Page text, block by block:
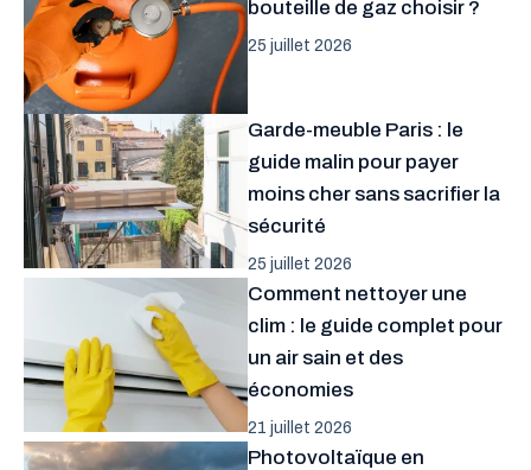
bouteille de gaz choisir ?
25 juillet 2026
Garde-meuble Paris : le
guide malin pour payer
moins cher sans sacrifier la
sécurité
25 juillet 2026
Comment nettoyer une
clim : le guide complet pour
un air sain et des
économies
21 juillet 2026
Photovoltaïque en